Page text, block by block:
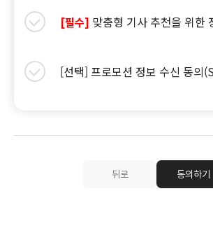
[필수] 맞춤형 기사 추천을 위한
[선택] 프로모션 정보 수신 동의
뒤로